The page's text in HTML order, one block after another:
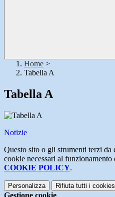
Home >
Tabella A
Tabella A
Notizie
Questo sito o gli strumenti terzi
cookie necessari al
COOKIE POLICY.
Personalizza Rifiuta tutti i cookies